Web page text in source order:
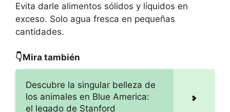
Evita darle alimentos sólidos y líquidos en
exceso. Solo agua fresca en pequeñas
cantidades.
👇Mira también
Descubre la singular belleza de
los animales en Blue America:
el legado de Stanford